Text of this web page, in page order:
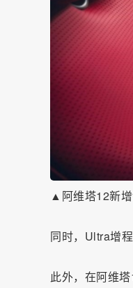
▲阿维塔12新
同时，Ultra增
此外，在阿维